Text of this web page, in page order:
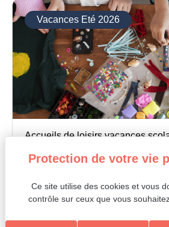
Vacances Eté 2026
Accueils de loisirs vacances
28/08
Ce site utilise des cookies et vous
contrôle sur ceux que vous